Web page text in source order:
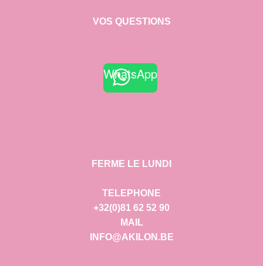
VOS QUESTIONS
WhatsApp
FERME LE LUNDI
TELEPHONE
+32(0)81 62 52 90
MAIL
INFO@AKILON.BE